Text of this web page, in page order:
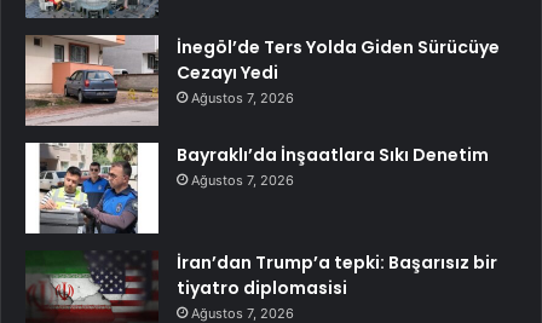
İnegöl’de Ters Yolda Giden Sürücüye
Cezayı Yedi
Ağustos 7, 2026
Bayraklı’da İnşaatlara Sıkı Denetim
Ağustos 7, 2026
İran’dan Trump’a tepki: Başarısız bir
tiyatro diplomasisi
Ağustos 7, 2026